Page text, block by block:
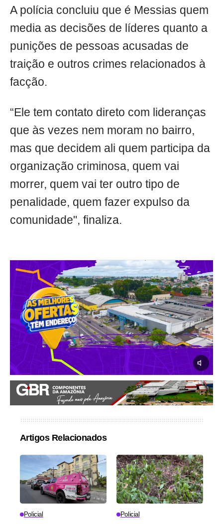
A polícia concluiu que é Messias quem
media as decisões de líderes quanto a
punições de pessoas acusadas de
traição e outros crimes relacionados à
facção.
“Ele tem contato direto com lideranças
que às vezes nem moram no bairro,
mas que decidem ali quem participa da
organização criminosa, quem vai
morrer, quem vai ter outro tipo de
penalidade, quem fazer expulso da
comunidade", finaliza.
Artigos Relacionados
Policial Policial